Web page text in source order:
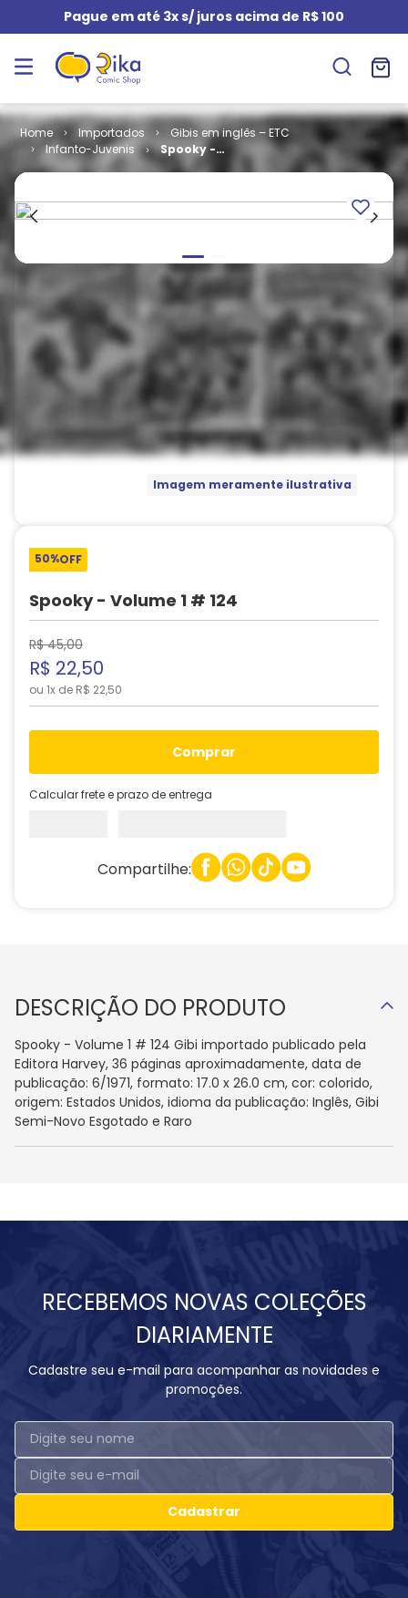
Pague em até 3x s/ juros acima de R$ 100
Importados
Gibis em inglês – ETC
Infanto-Juvenis
Spooky -
Volume 1 #
Imagem meramente ilustrativa
50%OFF
Spooky - Volume 1 # 124
R$ 45,00
R$ 22,50
ou 1x de R$ 22,50
comprar
Calcular frete e prazo de entrega
Compartilhe:
DESCRIÇÃO DO PRODUTO
Spooky - Volume 1 # 124 Gibi importado publicado pela
Editora Harvey, 36 páginas aproximadamente, data de
publicação: 6/1971, formato: 17.0 x 26.0 cm, cor: colorido,
origem: Estados Unidos, idioma da publicação: Inglês, Gibi
Semi-Novo Esgotado e Raro
RECEBEMOS NOVAS COLEÇÕES
DIARIAMENTE
Cadastre seu e-mail para acompanhar as novidades e
promoções.
Cadastrar